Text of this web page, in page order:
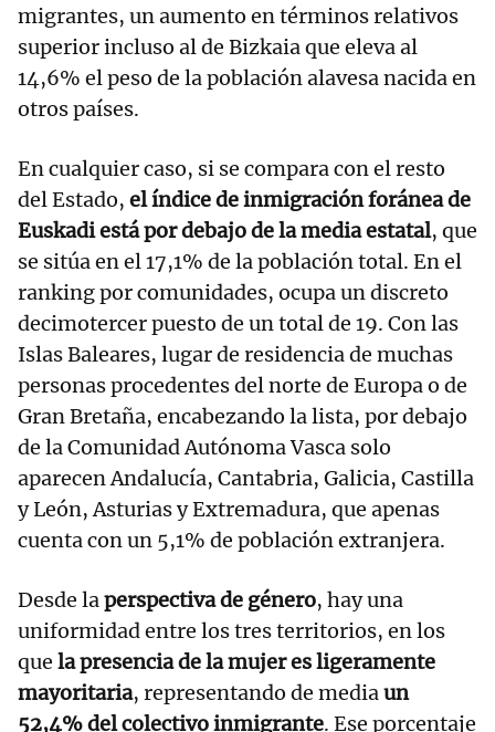
migrantes, un aumento en términos relativos
superior incluso al de Bizkaia que eleva al
14,6% el peso de la población alavesa nacida en
otros países.
En cualquier caso, si se compara con el resto
del Estado, el índice de inmigración foránea de
Euskadi está por debajo de la media estatal, que
se sitúa en el 17,1% de la población total. En el
ranking por comunidades, ocupa un discreto
decimotercer puesto de un total de 19. Con las
Islas Baleares, lugar de residencia de muchas
personas procedentes del norte de Europa o de
Gran Bretaña, encabezando la lista, por debajo
de la Comunidad Autónoma Vasca solo
aparecen Andalucía, Cantabria, Galicia, Castilla
y León, Asturias y Extremadura, que apenas
cuenta con un 5,1% de población extranjera.
Desde laperspectiva de género, hay una
uniformidad entre los tres territorios, en los
que la presencia de la mujer es ligeramente
mayoritaria, representando de mediaun
52,4% del colectivo inmigrante. Ese porcentaje